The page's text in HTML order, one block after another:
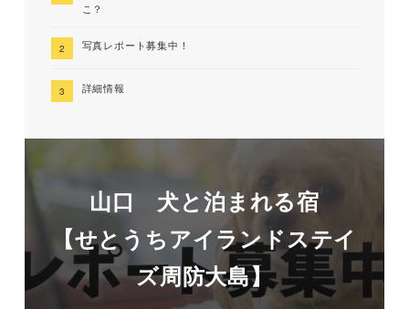
こ？
写真レポート募集中！
詳細情報
山口 犬と泊まれる宿
【せとうちアイランドステイ
ズ周防大島】